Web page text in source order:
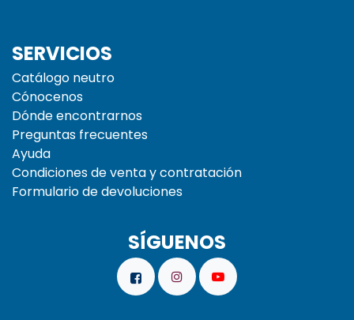
SERVICIOS
Catálogo neutro
Cónocenos
Dónde encontrarnos
Preguntas frecuentes
Ayuda
Condiciones de venta y contratación
Formulario de devoluciones
SÍGUENOS